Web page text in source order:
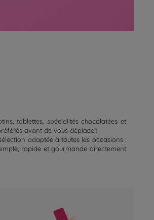
tablettes, spécialités chocolatées et
avant de vous déplacer.
adaptée à toutes les occasions :
rapide et gourmande directement